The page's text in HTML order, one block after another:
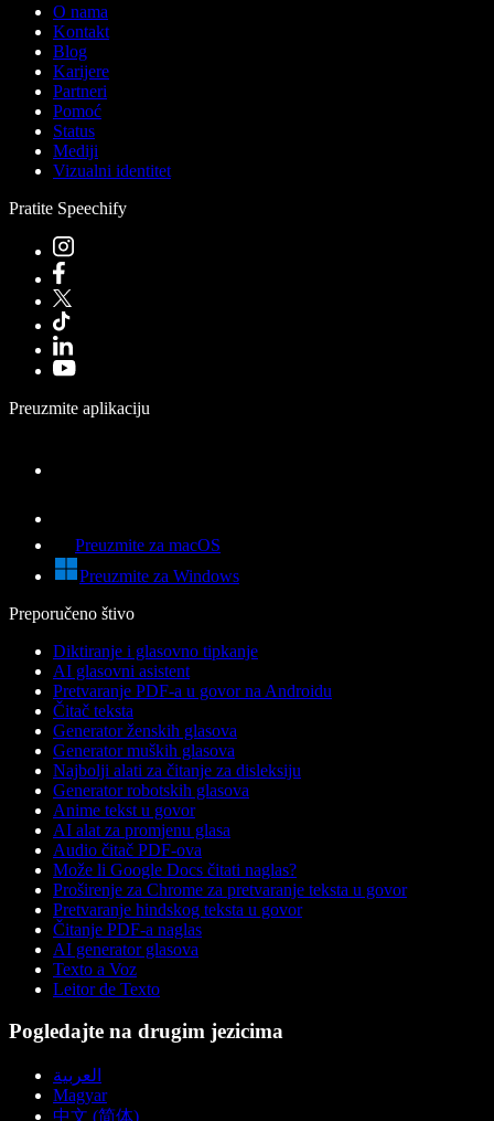
O nama
Kontakt
Blog
Karijere
Partneri
Pomoć
Status
Mediji
Vizualni identitet
Pratite Speechify
Preuzmite aplikaciju
Preuzmite za macOS
Preuzmite za Windows
Preporučeno štivo
Diktiranje i glasovno tipkanje
AI glasovni asistent
Pretvaranje PDF-a u govor na Androidu
Čitač teksta
Generator ženskih glasova
Generator muških glasova
Najbolji alati za čitanje za disleksiju
Generator robotskih glasova
Anime tekst u govor
AI alat za promjenu glasa
Audio čitač PDF-ova
Može li Google Docs čitati naglas?
Proširenje za Chrome za pretvaranje teksta u govor
Pretvaranje hindskog teksta u govor
Čitanje PDF-a naglas
AI generator glasova
Texto a Voz
Leitor de Texto
Pogledajte na drugim jezicima
العربية
Magyar
中文 (简体)